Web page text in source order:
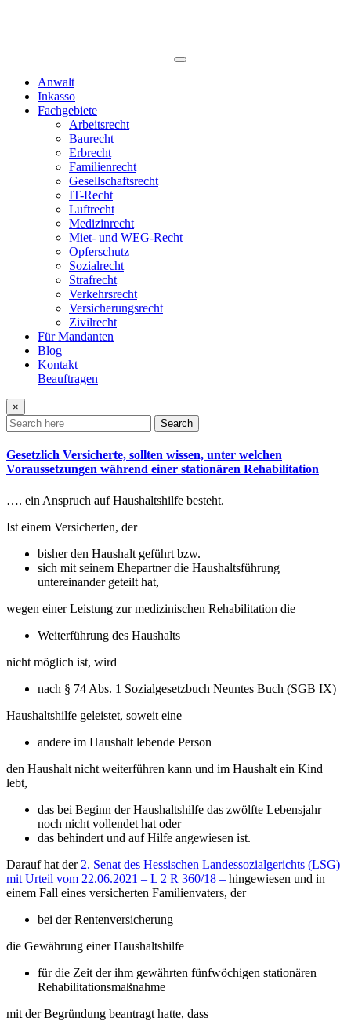
Anwalt
Inkasso
Fachgebiete
Arbeitsrecht
Baurecht
Erbrecht
Familienrecht
Gesellschaftsrecht
IT-Recht
Luftrecht
Medizinrecht
Miet- und WEG-Recht
Opferschutz
Sozialrecht
Strafrecht
Verkehrsrecht
Versicherungsrecht
Zivilrecht
Für Mandanten
Blog
Kontakt
Beauftragen
×
Search
Gesetzlich Versicherte, sollten wissen, unter welchen
Voraussetzungen während einer stationären Rehabilitation
…. ein Anspruch auf Haushaltshilfe besteht.
Ist einem Versicherten, der
bisher den Haushalt geführt bzw.
sich mit seinem Ehepartner die Haushaltsführung
untereinander geteilt hat,
wegen einer Leistung zur medizinischen Rehabilitation die
Weiterführung des Haushalts
nicht möglich ist, wird
nach § 74 Abs. 1 Sozialgesetzbuch Neuntes Buch (SGB IX)
Haushaltshilfe geleistet, soweit eine
andere im Haushalt lebende Person
den Haushalt nicht weiterführen kann und im Haushalt ein Kind
lebt,
das bei Beginn der Haushaltshilfe das zwölfte Lebensjahr
noch nicht vollendet hat oder
das behindert und auf Hilfe angewiesen ist.
Darauf hat der 2. Senat des Hessischen Landessozialgerichts (LSG)
mit Urteil vom 22.06.2021 – L 2 R 360/18 – hingewiesen und in
einem Fall eines versicherten Familienvaters, der
bei der Rentenversicherung
die Gewährung einer Haushaltshilfe
für die Zeit der ihm gewährten fünfwöchigen stationären
Rehabilitationsmaßnahme
mit der Begründung beantragt hatte, dass